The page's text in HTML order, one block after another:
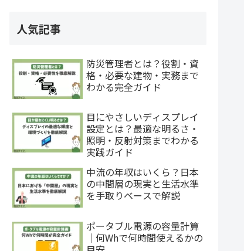
人気記事
防災管理者とは？役割・資
格・必要な建物・実務まで
わかる完全ガイド
目にやさしいディスプレイ
設定とは？最適な明るさ・
照明・反射対策までわかる
実践ガイド
中流の年収はいくら？日本
の中間層の現実と生活水準
を手取りベースで解説
ポータブル電源の容量計算
｜何Whで何時間使えるかの